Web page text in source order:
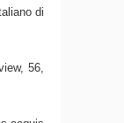
di
56,